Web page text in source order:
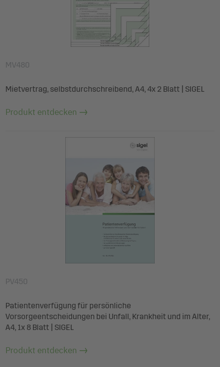
MV480
Mietvertrag, selbstdurchschreibend, A4, 4x 2 Blatt | SIGEL
Produkt entdecken
PV450
Patientenverfügung für persönliche
Vorsorgeentscheidungen bei Unfall, Krankheit und im Alter,
A4, 1x 8 Blatt | SIGEL
Produkt entdecken